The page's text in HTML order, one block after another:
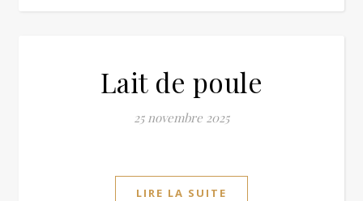
Lait de poule
25 novembre 2025
LIRE LA SUITE